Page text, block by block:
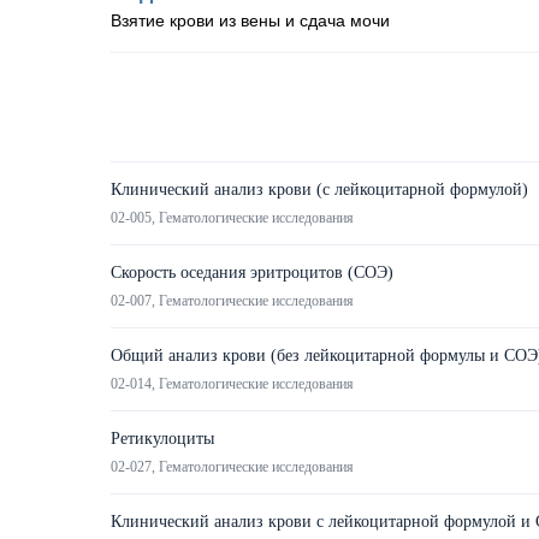
Взятие крови из вены и сдача мочи
Клинический анализ крови (c лейкоцитарной формулой)
02-005, Гематологические исследования
Скорость оседания эритроцитов (СОЭ)
02-007, Гематологические исследования
Общий анализ крови (без лейкоцитарной формулы и
02-014, Гематологические исследования
Ретикулоциты
02-027, Гематологические исследования
Клинический анализ крови с лейкоцитарной формулой